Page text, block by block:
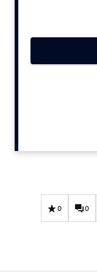
Contentmarketing
Effectiviteit
Gedragsverandering
Martech
0 0